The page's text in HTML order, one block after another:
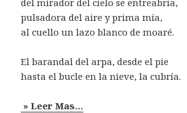
del mirador del cielo se entreabría,
pulsadora del aire y prima mía,
al cuello un lazo blanco de moaré.
El barandal del arpa, desde el pie
hasta el bucle en la nieve, la cubría.
» Leer Mas…